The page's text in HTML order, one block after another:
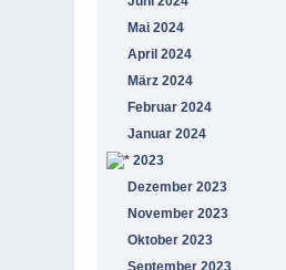
Mai 2024
April 2024
März 2024
Februar 2024
Januar 2024
2023
Dezember 2023
November 2023
Oktober 2023
September 2023